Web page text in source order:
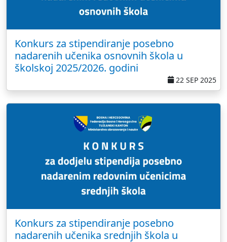
Konkurs za stipendiranje posebno
nadarenih učenika osnovnih škola u
školskoj 2025/2026. godini
22 SEP 2025
Konkurs za stipendiranje posebno
nadarenih učenika srednjih škola u